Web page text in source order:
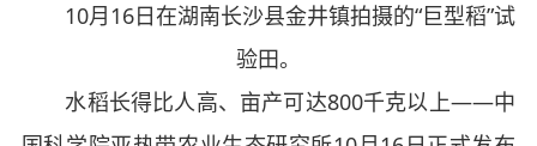
10月16日在湖南长沙县金井镇拍摄的“巨型稻”试
验田。
水稻长得比人高、亩产可达800千克以上——中